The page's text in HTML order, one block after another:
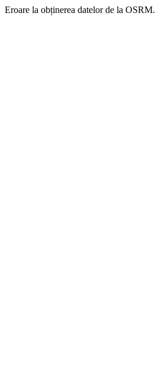
Eroare la obținerea datelor de la OSRM.